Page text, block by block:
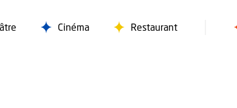
Cinéma Restaurant